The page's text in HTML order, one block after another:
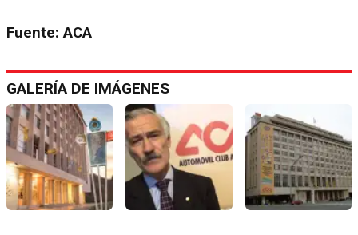
Fuente: ACA
GALERÍA DE IMÁGENES